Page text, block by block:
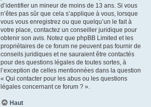
d’identifier un mineur de moins de 13 ans. Si vous
n’êtes pas sûr que cela s’applique à vous, lorsque
vous vous enregistrez ou que quelqu’un le fait à
votre place, contactez un conseiller juridique pour
obtenir son avis. Notez que phpBB Limited et les
propriétaires de ce forum ne peuvent pas fournir de
conseils juridiques et ne sauraient être contactés
pour des questions légales de toutes sortes, à
l’exception de celles mentionnées dans la question
« Qui contacter pour les abus ou les questions
légales concernant ce forum ? ».
Haut